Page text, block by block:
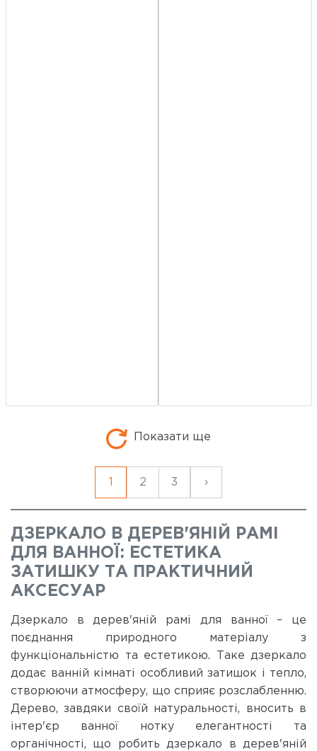
Показати ще
2 3 ›
ДЗЕРКАЛО В ДЕРЕВ'ЯНІЙ РАМІ
ДЛЯ ВАННОЇ: ЕСТЕТИКА
ЗАТИШКУ ТА ПРАКТИЧНИЙ
АКСЕСУАР
Дзеркало в дерев'яній рамі для ванної – це
поєднання природного матеріалу з
функціональністю та естетикою. Таке дзеркало
додає ванній кімнаті особливий затишок і тепло,
створюючи атмосферу, що сприяє розслабленню.
Дерево, завдяки своїй натуральності, вносить в
інтер'єр ванної нотку елегантності та
органічності, що робить дзеркало в дерев'яній